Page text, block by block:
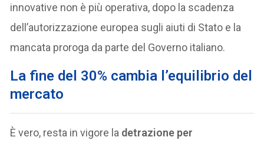
innovative non è più operativa, dopo la scadenza
dell’autorizzazione europea sugli aiuti di Stato e la
mancata proroga da parte del Governo italiano.
La fine del 30% cambia l’equilibrio del
mercato
È vero, resta in vigore la detrazione per